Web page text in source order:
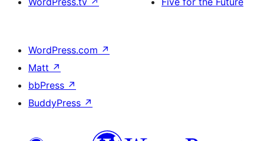
WordPress.com ↗
Matt ↗
bbPress ↗
BuddyPress ↗